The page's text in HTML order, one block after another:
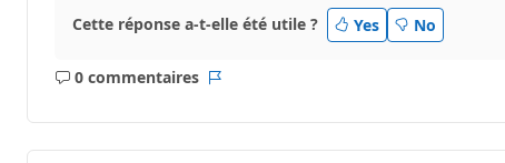
Cette réponse a-t-elle été utile ? Yes No
0 commentaires
Aucun